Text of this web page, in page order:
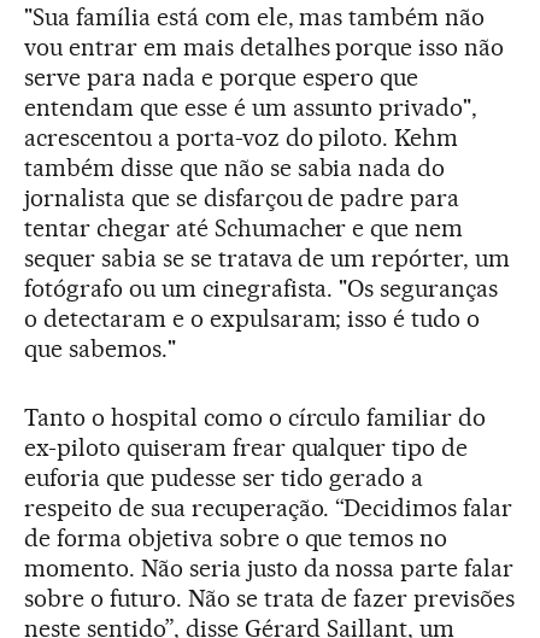
"Sua família está com ele, mas também não
vou entrar em mais detalhes porque isso não
serve para nada e porque espero que
entendam que esse é um assunto privado",
acrescentou a porta-voz do piloto. Kehm
também disse que não se sabia nada do
jornalista que se disfarçou de padre para
tentar chegar até Schumacher e que nem
sequer sabia se se tratava de um repórter, um
fotógrafo ou um cinegrafista. "Os seguranças
o detectaram e o expulsaram; isso é tudo o
que sabemos."
Tanto o hospital como o círculo familiar do
ex-piloto quiseram frear qualquer tipo de
euforia que pudesse ser tido gerado a
respeito de sua recuperação. “Decidimos falar
de forma objetiva sobre o que temos no
momento. Não seria justo da nossa parte falar
sobre o futuro. Não se trata de fazer previsões
neste sentido”, disse Gérard Saillant, um